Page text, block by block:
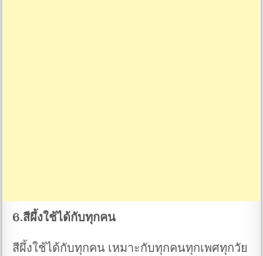
6.สีผึ้งใช้ได้กับทุกคน
สีผึ้งใช้ได้กับทุกคน เหมาะกับทุกคนทุกเพศทุกวัย